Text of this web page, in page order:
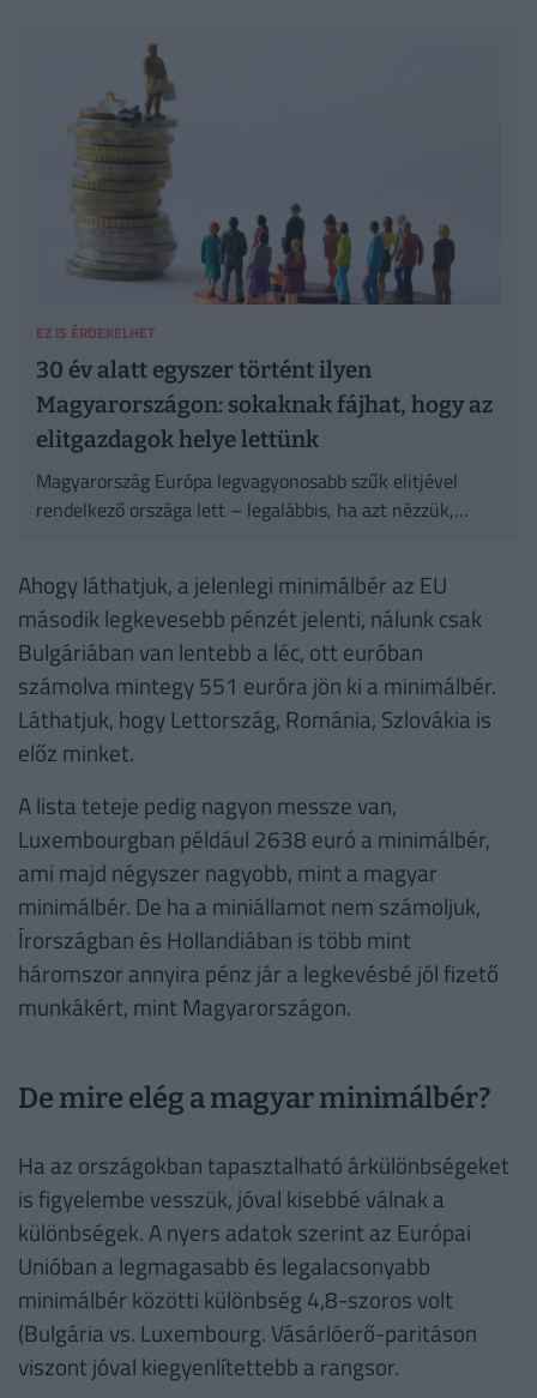
EZ IS ÉRDEKELHET
30 év alatt egyszer történt ilyen
Magyarországon: sokaknak fájhat, hogy az
elitgazdagok helye lettünk
Magyarország Európa legvagyonosabb szűk elitjével
rendelkező országa lett – legalábbis, ha azt nézzük,
Ahogy láthatjuk, a jelenlegi minimálbér az EU
második legkevesebb pénzét jelenti, nálunk csak
Bulgáriában van lentebb a léc, ott euróban
számolva mintegy 551 euróra jön ki a minimálbér.
Láthatjuk, hogy Lettország, Románia, Szlovákia is
előz minket.
A lista teteje pedig nagyon messze van,
Luxembourgban például 2638 euró a minimálbér,
ami majd négyszer nagyobb, mint a magyar
minimálbér. De ha a miniállamot nem számoljuk,
Írországban és Hollandiában is több mint
háromszor annyira pénz jár a legkevésbé jól fizető
munkákért, mint Magyarországon.
De mire elég a magyar minimálbér?
Ha az országokban tapasztalható árkülönbségeket
is figyelembe vesszük, jóval kisebbé válnak a
különbségek. A nyers adatok szerint az Európai
Unióban a legmagasabb és legalacsonyabb
minimálbér közötti különbség 4,8-szoros volt
(Bulgária vs. Luxembourg. Vásárlóerő-paritáson
viszont jóval kiegyenlítettebb a rangsor.